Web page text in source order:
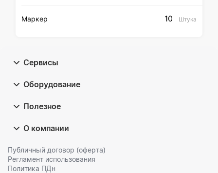
Маркер 10 Штука
Сервисы
Оборудование
Полезное
О компании
Публичный договор (оферта)
Регламент использования
Политика ПДн